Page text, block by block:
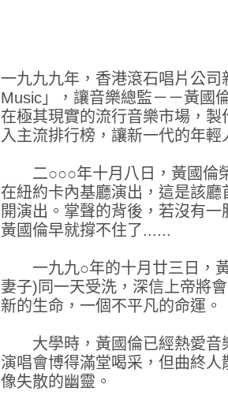
一九九九年，香港滾石唱片公
Music」，讓音樂總監－－黃國
在極其現實的流行音樂市場，
入主流排行榜，讓新一代的年
二○○○年十月八日，黃國倫
在紐約卡內基廳演出，這是該
開演出。掌聲的背後，若沒有
黃國倫早就撐不住了......
一九九○年的十月廿三日，黃
妻子)同一天受洗，深信上帝將
新的生命，一個不平凡的命運。
大學時，黃國倫已經熱愛音
演唱會博得滿堂喝采，但曲終
像失散的幽靈。